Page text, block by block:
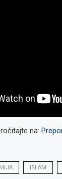
na:
ISLAM